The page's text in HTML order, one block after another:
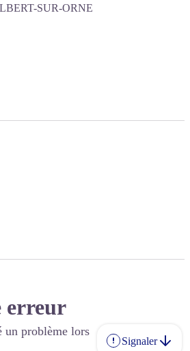
SUR-ORNE
erreur
un problème lors
Signaler